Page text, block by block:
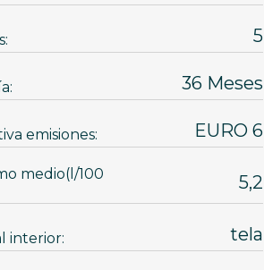
5
36 Meses
emisiones: EURO 6
medio(l/100
5,2
interior: tela